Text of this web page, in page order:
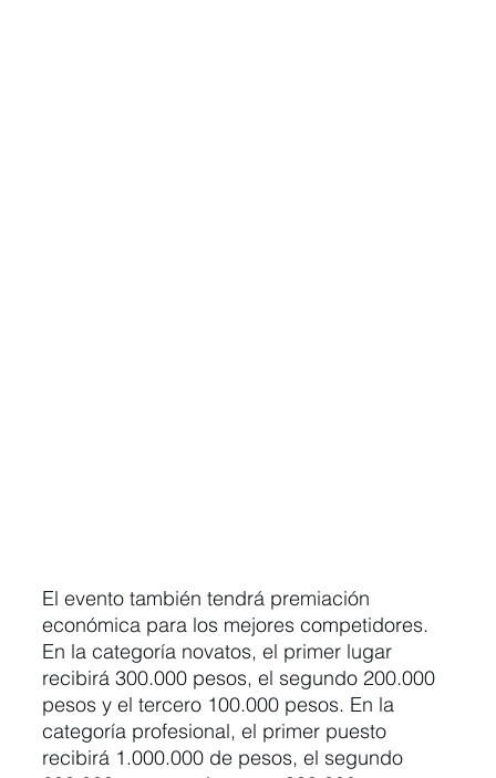
El evento también tendrá premiación
económica para los mejores competidores.
En la categoría novatos, el primer lugar
recibirá 300.000 pesos, el segundo 200.000
pesos y el tercero 100.000 pesos. En la
categoría profesional, el primer puesto
recibirá 1.000.000 de pesos, el segundo